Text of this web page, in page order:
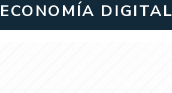
ECONOMÍA DIGITAL